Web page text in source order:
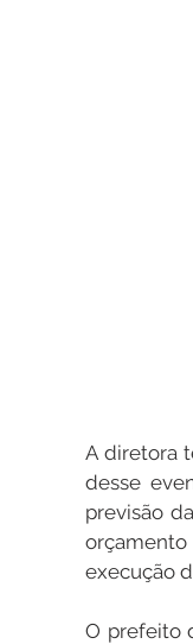
A diretora
desse
previsão
execução
O prefeito